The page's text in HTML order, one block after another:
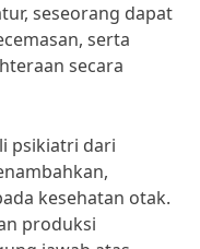
seseorang dapat
serta
secara
psikiatri dari
kesehatan otak.
produksi